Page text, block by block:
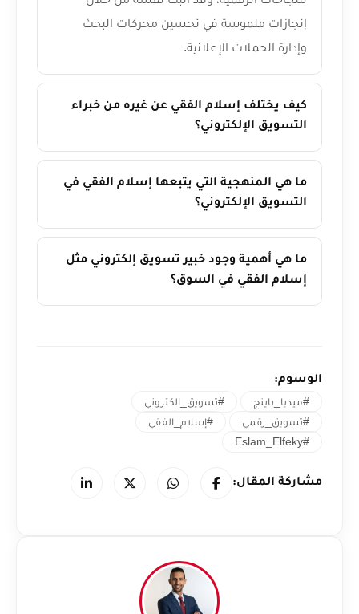
إنجازات ملموسة في تحسين محركات البحث
وإدارة الحملات الإعلانية.
كيف يختلف إسلام الفقي عن غيره من خبراء
التسويق الإلكتروني؟
ما هي المنهجية التي يتبعها إسلام الفقي في
التسويق الإلكتروني؟
ما هي أهمية وجود خبير تسويق إلكتروني مثل
إسلام الفقي في السوق؟
الوسوم:
#ميديا_باينج
#تسويق_الكتروني
#تسويق_رقمي
#إسلام_الفقي
#Eslam_Elfeky
مشاركة المقال: